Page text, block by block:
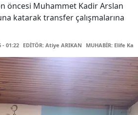
öncesi Muhammet Kadir Arslan
katarak transfer çalışmalarına
- 01:22 EDİTÖR: Atiye ARIKAN MUHABİR: Elife